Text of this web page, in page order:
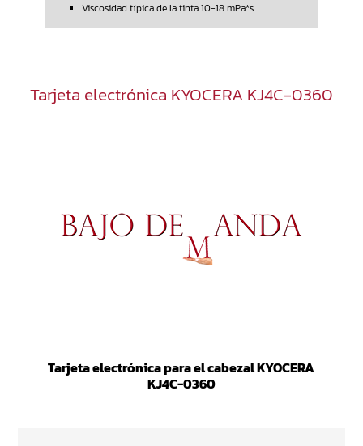
Viscosidad típica de la tinta 10-18 mPa*s
Tarjeta electrónica KYOCERA KJ4C-0360
Tarjeta electrónica para el cabezal KYOCERA
KJ4C-0360